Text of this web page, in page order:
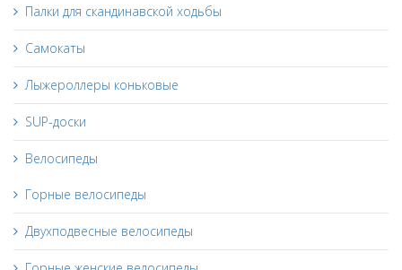
Палки для скандинавской ходьбы
Самокаты
Лыжероллеры коньковые
SUP-доски
Велосипеды
Горные велосипеды
Двухподвесные велосипеды